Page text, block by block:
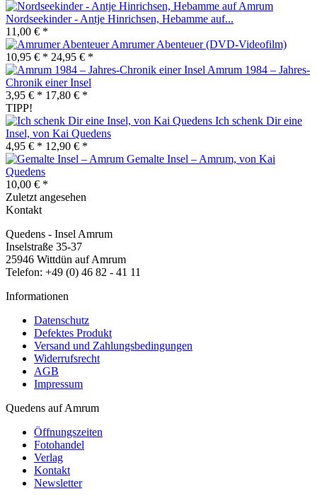
Nordseekinder - Antje Hinrichsen, Hebamme auf...
11,00 € *
Amrumer Abenteuer (DVD-Videofilm)
10,95 € * 24,95 € *
Amrum 1984 – Jahres-
Chronik einer Insel
3,95 € * 17,80 € *
TIPP!
Ich schenk Dir eine
Insel, von Kai Quedens
4,95 € * 12,90 € *
Gemalte Insel – Amrum, von Kai
Quedens
10,00 € *
Zuletzt angesehen
Kontakt
Quedens - Insel Amrum
Inselstraße 35-37
25946 Wittdün auf Amrum
Telefon: +49 (0) 46 82 - 41 11
Informationen
Datenschutz
Defektes Produkt
Versand und Zahlungsbedingungen
Widerrufsrecht
AGB
Impressum
Quedens auf Amrum
Öffnungszeiten
Fotohandel
Verlag
Kontakt
Newsletter